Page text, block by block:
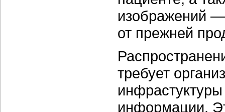
изображений
от прежней
требует
информации.